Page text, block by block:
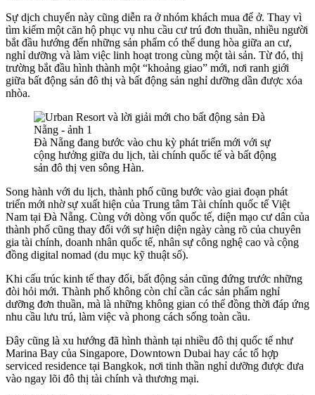
Sự dịch chuyển này cũng diễn ra ở nhóm khách mua để ở. Thay vì
tìm kiếm một căn hộ phục vụ nhu cầu cư trú đơn thuần, nhiều người
bắt đầu hướng đến những sản phẩm có thể dung hòa giữa an cư,
nghỉ dưỡng và làm việc linh hoạt trong cùng một tài sản. Từ đó, thị
trường bắt đầu hình thành một “khoảng giao” mới, nơi ranh giới
giữa bất động sản đô thị và bất động sản nghỉ dưỡng dần được xóa
nhòa.
Đà Nẵng đang bước vào chu kỳ phát triển mới với sự
cộng hưởng giữa du lịch, tài chính quốc tế và bất động
sản đô thị ven sông Hàn.
Song hành với du lịch, thành phố cũng bước vào giai đoạn phát
triển mới nhờ sự xuất hiện của Trung tâm Tài chính quốc tế Việt
Nam tại Đà Nẵng. Cùng với dòng vốn quốc tế, diện mạo cư dân của
thành phố cũng thay đổi với sự hiện diện ngày càng rõ của chuyên
gia tài chính, doanh nhân quốc tế, nhân sự công nghệ cao và cộng
đồng digital nomad (du mục kỹ thuật số).
Khi cấu trúc kinh tế thay đổi, bất động sản cũng đứng trước những
đòi hỏi mới. Thành phố không còn chỉ cần các sản phẩm nghỉ
dưỡng đơn thuần, mà là những không gian có thể đồng thời đáp ứng
nhu cầu lưu trú, làm việc và phong cách sống toàn cầu.
Đây cũng là xu hướng đã hình thành tại nhiều đô thị quốc tế như
Marina Bay của Singapore, Downtown Dubai hay các tổ hợp
serviced residence tại Bangkok, nơi tinh thần nghỉ dưỡng được đưa
vào ngay lõi đô thị tài chính và thương mại.